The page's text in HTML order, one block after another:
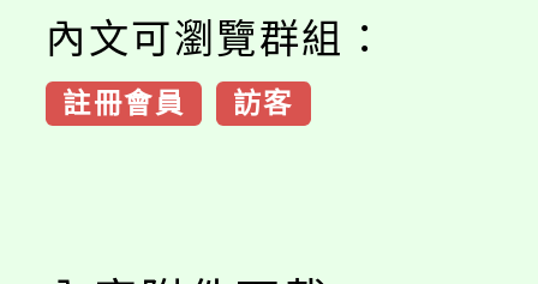
內文可瀏覽群組：
註冊會員 訪客